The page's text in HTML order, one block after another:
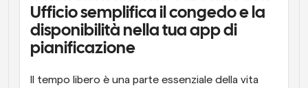
Ufficio semplifica il congedo e la
disponibilità nella tua app di
pianificazione
Il tempo libero è una parte essenziale della vita